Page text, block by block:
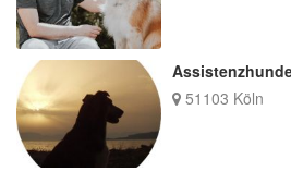
51103 Köln